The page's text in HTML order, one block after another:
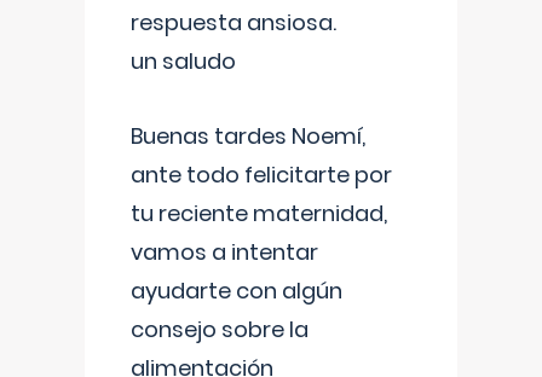
respuesta ansiosa.
un saludo
Buenas tardes Noemí,
ante todo felicitarte por
tu reciente maternidad,
vamos a intentar
ayudarte con algún
consejo sobre la
alimentación